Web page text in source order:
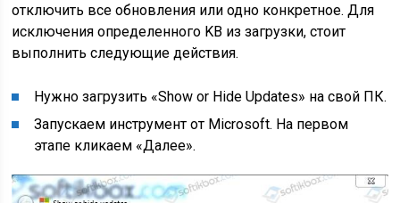
отключить все обновления или одно конкретное. Для
исключения определенного KB из загрузки, стоит
выполнить следующие действия.
Нужно загрузить «Show or Hide Updates» на свой ПК.
Запускаем инструмент от Microsoft. На первом
этапе кликаем «Далее».